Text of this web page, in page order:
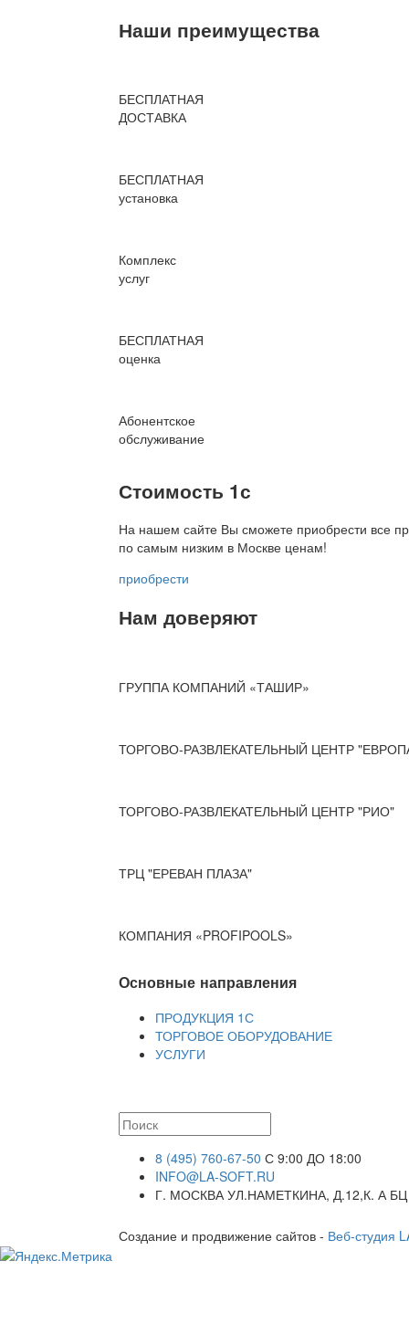
Наши преимущества
БЕСПЛАТНАЯ
ДОСТАВКА
БЕСПЛАТНАЯ
установка
Комплекс
услуг
БЕСПЛАТНАЯ
оценка
Абонентское
обслуживание
Стоимость 1с
На нашем сайте Вы сможете приобрести все
по самым низким в Москве ценам!
приобрести
Нам доверяют
ГРУППА КОМПАНИЙ «ТАШИР»
ТОРГОВО-РАЗВЛЕКАТЕЛЬНЫЙ ЦЕНТР
ТОРГОВО-РАЗВЛЕКАТЕЛЬНЫЙ ЦЕНТР "РИО"
ТРЦ "ЕРЕВАН ПЛАЗА"
КОМПАНИЯ «PROFIPOOLS»
Основные направления
ПРОДУКЦИЯ 1С
ТОРГОВОЕ ОБОРУДОВАНИЕ
УСЛУГИ
8 (495) 760-67-50 С 9:00 ДО 18:00
INFO@LA-SOFT.RU
Г. МОСКВА УЛ.НАМЕТКИНА, Д.12,К. А
Создание и продвижение сайтов - Веб-студия